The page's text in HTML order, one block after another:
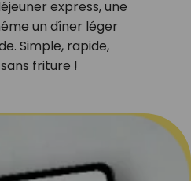
express, une
un dîner léger
Simple, rapide,
friture !